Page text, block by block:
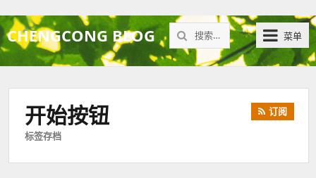
CHENGCONG BLOG
搜
索：
菜单
开始按钮
标签存档
订阅